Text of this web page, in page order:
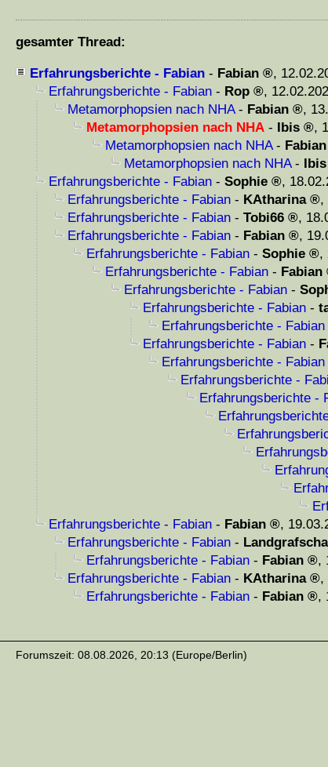
gesamter Thread:
Erfahrungsberichte - Fabian - Fabian ,
Erfahrungsberichte - Fabian - Rop ,
Metamorphopsien nach NHA- Fabian ,
Metamorphopsien nach NHA - Ibis ,
Metamorphopsien nach NHA- Fabian
Metamorphopsien nach NHA- Ibis
Erfahrungsberichte - Fabian - Sophie ,
Erfahrungsberichte - Fabian - KAtharina ,
Erfahrungsberichte - Fabian - Tobi66 ,
Erfahrungsberichte - Fabian - Fabian ,
Erfahrungsberichte - Fabian - Sophie ,
Erfahrungsberichte - Fabian - Fabian
Erfahrungsberichte - Fabian -
Erfahrungsberichte - Fabian -
Erfahrungsberichte - Fabian
Erfahrungsberichte - Fabian -
Erfahrungsberichte - Fabian
Erfahrungsberichte -
Erfahrungsberichte -
Erfahrungsberichte - Fabian - Fabian ,
Erfahrungsberichte - Fabian -
Erfahrungsberichte - Fabian - Fabian ,
Erfahrungsberichte - Fabian - KAtharina ,
Erfahrungsberichte - Fabian - Fabian ,
Forumszeit: 08.08.2026, 20:13 (Europe/Berlin)